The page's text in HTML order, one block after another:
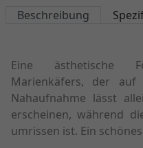
Beschreibung
Eine ästhetische
Marienkäfers, der
Nahaufnahme lässt
erscheinen, während
umrissen ist. Ein